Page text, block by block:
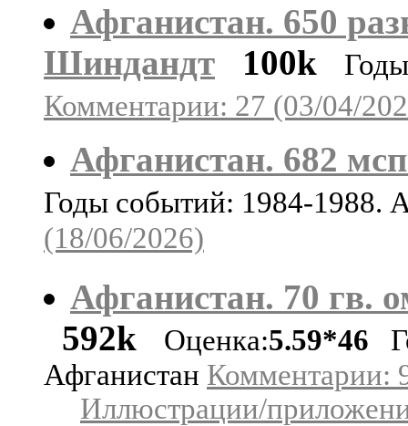
Афганистан. 650
Шиндандт
100k
Комментарии: 27 (03/04/
Афганистан. 682
Годы событий: 1984-1988.
(18/06/2026)
Афганистан. 70 гв.
592k
Оценка:5.59*46
Афганистан Комментарии:
Иллюстрации/